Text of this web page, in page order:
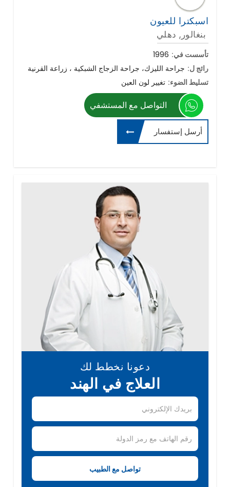
اسبكترا للعيون
بنغالور, دهلي
تأسست في: 1996
رائج ل: جراحة الليزك، جراحة الزجاج الشبكية ، زراعة القرنية
تسليط الضوء: تغيير لون العين
التواصل مع المستشفي
أرسل إستفسار
دعونا نخطط لك
العلاج في الهند